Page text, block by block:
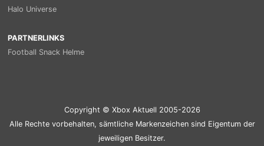
Halo Universe
PARTNERLINKS
Football Snack Helme
Copyright © Xbox Aktuell 2005-2026
Alle Rechte vorbehalten, sämtliche Markenzeichen sind Eigentum der
jeweiligen Besitzer.